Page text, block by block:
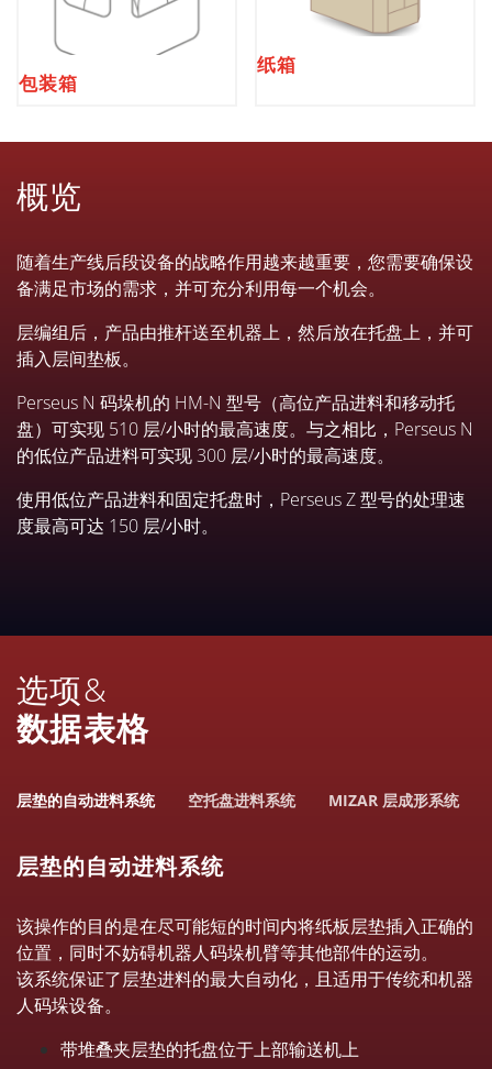
包装箱
纸箱
概览
随着生产线后段设备的战略作用越来越重要，您需要确保设
备满足市场的需求，并可充分利用每一个机会。
层编组后，产品由推杆送至机器上，然后放在托盘上，并可
插入层间垫板。
Perseus N 码垛机的 HM-N 型号（高位产品进料和移动托
盘）可实现 510 层/小时的最高速度。与之相比，Perseus N
的低位产品进料可实现 300 层/小时的最高速度。
使用低位产品进料和固定托盘时，Perseus Z 型号的处理速
度最高可达 150 层/小时。
选项&
数据表格
层垫的自动进料系统 空托盘进料系统 MIZAR 层成形系统
层垫的自动进料系统
该操作的目的是在尽可能短的时间内将纸板层垫插入正确的
位置，同时不妨碍机器人码垛机臂等其他部件的运动。
该系统保证了层垫进料的最大自动化，且适用于传统和机器
人码垛设备。
带堆叠夹层垫的托盘位于上部输送机上